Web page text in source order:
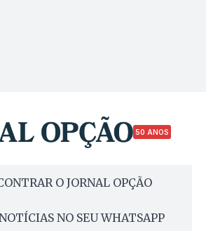
50 ANOS
O JORNAL OPÇÃO
NO SEU WHATSAPP